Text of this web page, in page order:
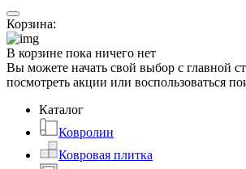
Корзина:
В корзине пока ничего нет
Вы можете начать свой выбор с главной
посмотреть акции или воспользоваться
Каталог
Ковролин
Ковровая плитка